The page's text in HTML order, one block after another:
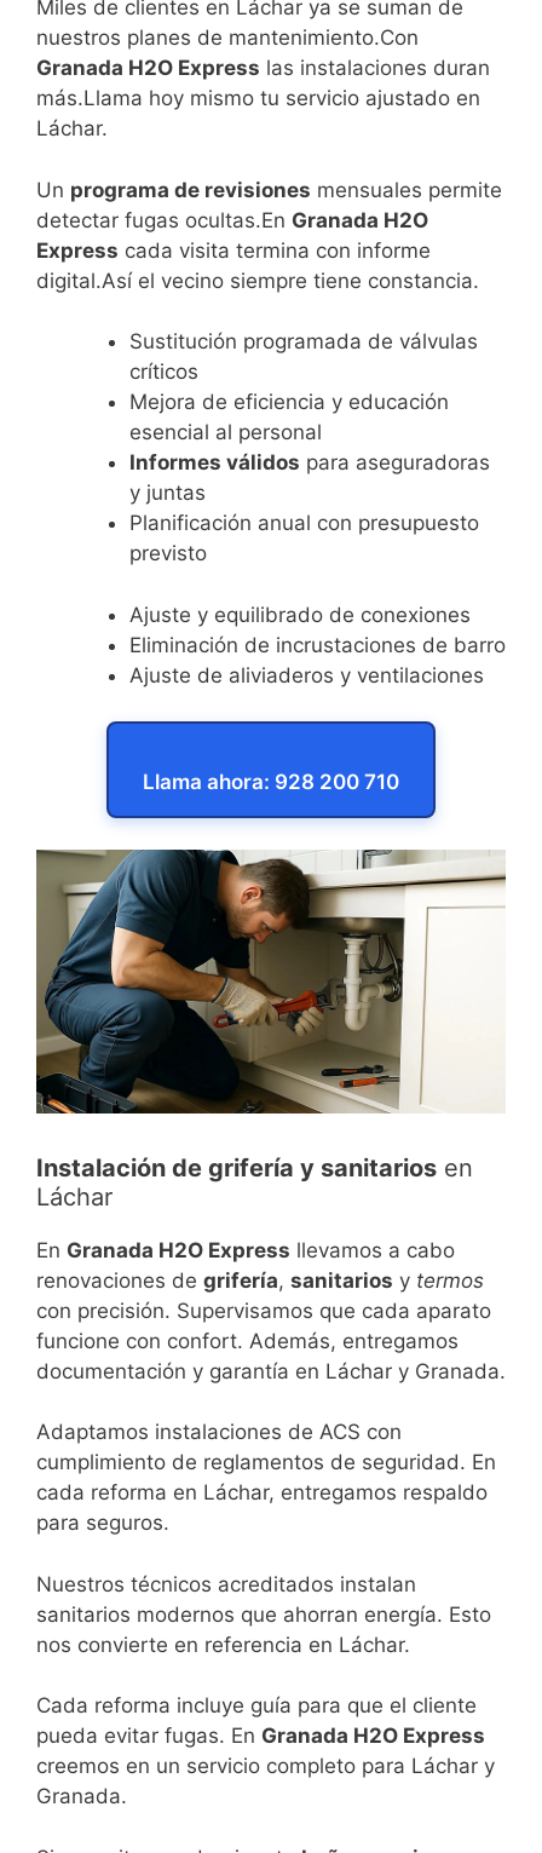
Miles de clientes en Láchar ya se suman de
nuestros planes de mantenimiento.Con
Granada H2O Express las instalaciones duran
más.Llama hoy mismo tu servicio ajustado en
Láchar.
Un programa de revisiones mensuales permite
detectar fugas ocultas.En Granada H2O
Express cada visita termina con informe
digital.Así el vecino siempre tiene constancia.
Sustitución programada de válvulas
críticos
Mejora de eficiencia y educación
esencial al personal
Informes válidos para aseguradoras
y juntas
Planificación anual con presupuesto
previsto
Ajuste y equilibrado de conexiones
Eliminación de incrustaciones de barro
Ajuste de aliviaderos y ventilaciones
Llama ahora: 928 200 710
Instalación de grifería y sanitarios en
Láchar
En Granada H2O Express llevamos a cabo
renovaciones de grifería, sanitarios y termos
con precisión. Supervisamos que cada aparato
funcione con confort. Además, entregamos
documentación y garantía en Láchar y Granada.
Adaptamos instalaciones de ACS con
cumplimiento de reglamentos de seguridad. En
cada reforma en Láchar, entregamos respaldo
para seguros.
Nuestros técnicos acreditados instalan
sanitarios modernos que ahorran energía. Esto
nos convierte en referencia en Láchar.
Cada reforma incluye guía para que el cliente
pueda evitar fugas. En Granada H2O Express
creemos en un servicio completo para Láchar y
Granada.